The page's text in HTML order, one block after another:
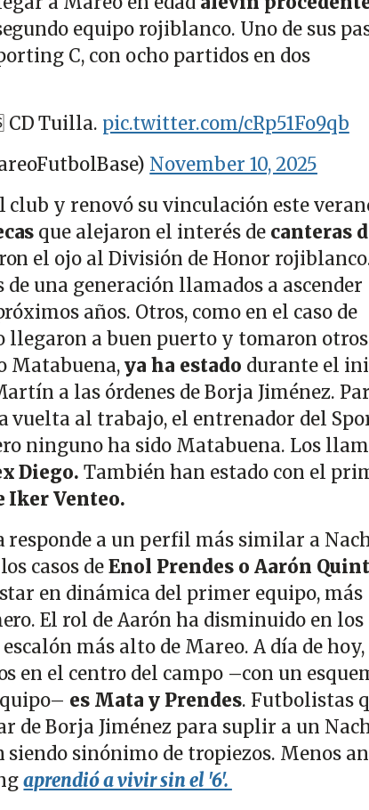
equipo rojiblanco. Uno de sus
C, con ocho partidos en dos
CD Tuilla. pic.twitter.com/cRp51Fo9qb
November 10, 2025
club y renovó su vinculación este
que alejaron el interés de canteras
el ojo al División de Honor
una generación llamados a ascender
años. Otros, como en el caso de
llegaron a buen puerto y tomaron otros
Matabuena,ya ha estado durante el
a las órdenes de Borja Jiménez.
vuelta al trabajo, el entrenador del
ninguno ha sido Matabuena. Los
Diego.También han estado con el
Iker Venteo.
responde a un perfil más similar a
casos deEnol Prendes o Aarón
en dinámica del primer equipo, más
El rol de Aarón ha disminuido en los
más alto de Mareo. A día de
en el centro del campo –con un
es Mata y Prendes. Futbolistas
de Borja Jiménez para suplir a un
sinónimo de tropiezos. Menos
aprendió a vivir sin el '6'.